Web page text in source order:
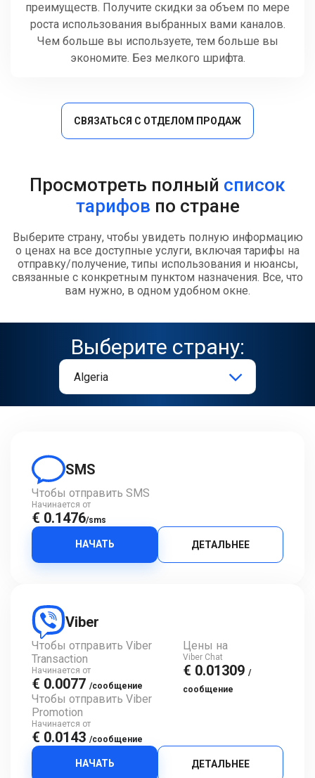
преимуществ. Получите скидки за объем по мере
роста использования выбранных вами каналов.
Чем больше вы используете, тем больше вы
экономите. Без мелкого шрифта.
СВЯЗАТЬСЯ С ОТДЕЛОМ ПРОДАЖ
Просмотреть полный список
тарифов по стране
Выберите страну, чтобы увидеть полную информацию
о ценах на все доступные услуги, включая тарифы на
отправку/получение, типы использования и нюансы,
связанные с конкретным пунктом назначения. Все, что
вам нужно, в одном удобном окне.
Выберите страну:
SMS
Чтобы отправить SMS
Начинается от
€ 0.1476/sms
НАЧАТЬ ДЕТАЛЬНЕЕ
Viber
Чтобы отправить Viber
Transaction
Начинается от
€ 0.0077 /сообщение
Чтобы отправить Viber
Promotion
Начинается от
€ 0.0143 /сообщение
Цены на
Viber Chat
€ 0.01309/
сообщение
НАЧАТЬ ДЕТАЛЬНЕЕ